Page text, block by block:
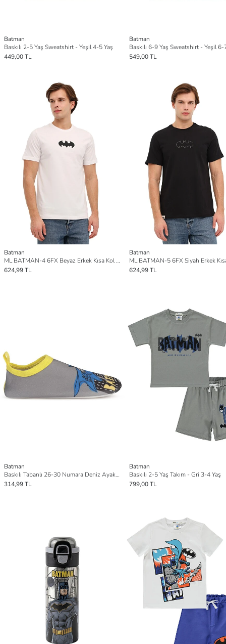
Batman
Baskılı 2-5 Yaş Sweatshirt - Yeşil 4-5 Yaş
449,00 TL
Batman
Baskılı 6-9 Yaş Sweatshirt - Yeşil 6-
549,00 TL
Batman
ML BATMAN-4 6FX Beyaz Erkek Kısa Kol Tişört
624,99 TL
Batman
624,99 TL
Batman
Baskılı Tabanlı 26-30 Numara Deniz Ayakkabısı - Gri
314,99 TL
Batman
Baskılı 2-5 Yaş Takım - Gri 3-4 Yaş
799,00 TL